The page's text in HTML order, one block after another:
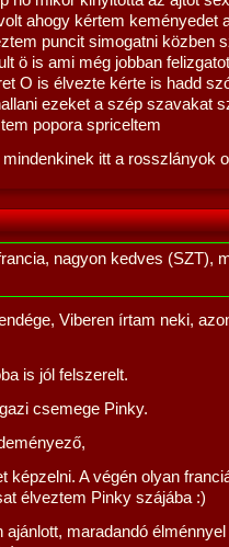
ahogy kértem keményedet
puncit simogatni közben
ö is ami még jobban
O is élvezte kérte is hadd
ezeket a szép szavakat
popora spriceltem
mindenkinek itt a rosszlányok
nagyon kedves (SZT),
Viberen írtam neki,
is jól felszerelt.
csemege Pinky.
képzelni. A végén olyan
élveztem Pinky szájába :)
ajánlott, maradandó